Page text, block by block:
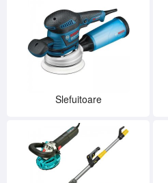
Slefuitoare